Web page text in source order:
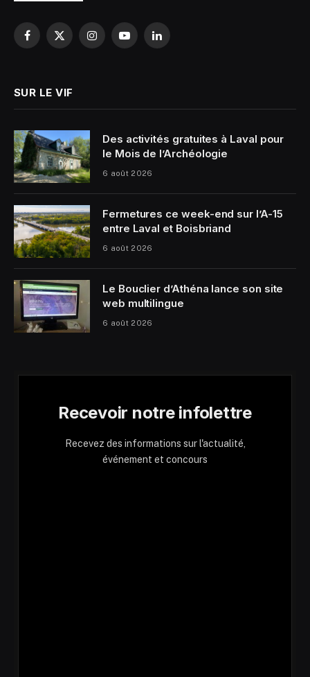
Facebook
X
InstagramYouTubeLinkedIn
SUR LE VIF
Des activités gratuites à Laval pour
le Mois de l’Archéologie
6 août 2026
Fermetures ce week-end sur l’A-15
entre Laval et Boisbriand
6 août 2026
Le Bouclier d’Athéna lance son site
web multilingue
6 août 2026
Recevoir notre infolettre
Recevez des informations sur l'actualité,
événement et concours